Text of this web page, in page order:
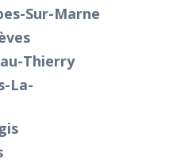
Sur-Marne
Thierry
La-